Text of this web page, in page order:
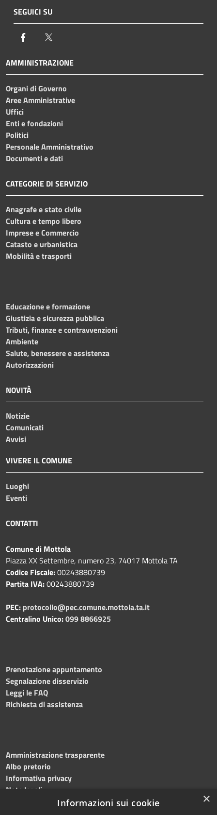
SEGUICI SU
Facebook
AMMINISTRAZIONE
Organi di Governo
Aree Amministrative
Uffici
Enti e fondazioni
Politici
Personale Amministrativo
Documenti e dati
CATEGORIE DI SERVIZIO
Anagrafe e stato civile
Cultura e tempo libero
Imprese e Commercio
Catasto e urbanistica
Mobilità e trasporti
Educazione e formazione
Giustizia e sicurezza pubblica
Tributi, finanze e contravvenzioni
Ambiente
Salute, benessere e assistenza
Autorizzazioni
NOVITÀ
Notizie
Comunicati
Avvisi
VIVERE IL COMUNE
Luoghi
Eventi
CONTATTI
Comune di Mottola
Piazza XX Settembre, numero 23, 74017 Mottola TA
Codice Fiscale:00243880739
Partita IVA:00243880739
PEC: protocollo@pec.comune.mottola.ta.it
Centralino Unico:099 8866925
Prenotazione appuntamento
Segnalazione disservizio
Leggi le FAQ
Richiesta di assistenza
Amministrazione trasparente
Albo pretorio
Informativa privacy
Note legali
Dichiarazione di accessibilità
×
Informazioni sui cookie